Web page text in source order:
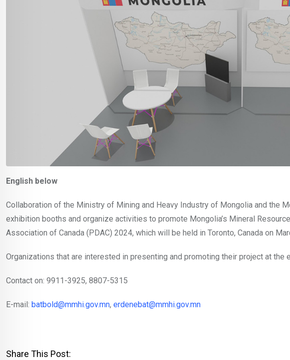
English below
Collaboration of the Ministry of Mining and Heavy Industry of Mongolia and the
exhibition booths and organize activities to promote Mongolia’s Mineral
Association of Canada (PDAC) 2024, which will be held in Toronto, Canada on
Organizations that are interested in presenting and promoting their project at the
Contact on: 9911-3925, 8807-5315
E-mail: batbold@mmhi.gov.mn, erdenebat@mmhi.gov.mn
Share This Post: